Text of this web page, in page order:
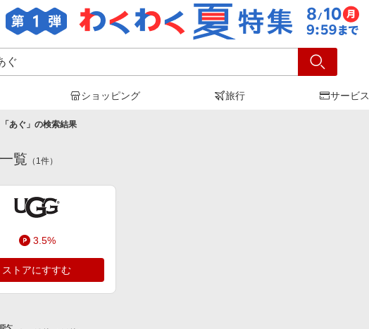
ショッピング 旅行 サービス
「 あぐ 」の検索結果
覧 （ 1件）
3.5%
ストアにすすむ